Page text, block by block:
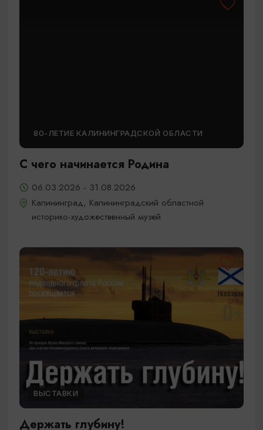
80-ЛЕТИЕ КАЛИНИНГРАДСКОЙ ОБЛАСТИ
С чего начинается Родина
06.03.2026 - 31.08.2026
Калининград, Калининградский областной
историко-художественный музей
ВЫСТАВКИ
Держать глубину!